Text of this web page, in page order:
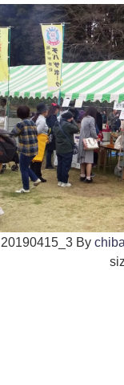
20190415_3 By